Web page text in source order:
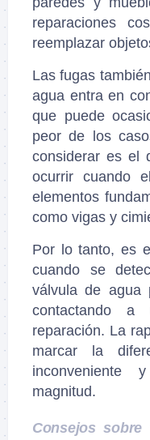
reparaciones
reemplazar
Las fugas
agua entra en
que puede
peor de los
considerar es el
ocurrir cuando
elementos
como vigas y
Por lo tanto, es
cuando se
válvula de agua
contactando
reparación. La
marcar la
magnitud.
Consejos